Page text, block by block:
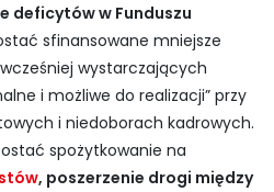
deficytów w Funduszu
sfinansowane mniejsze
wystarczających
i możliwe do realizacji” przy
i niedoborach kadrowych.
spożytkowanie na
, poszerzenie drogi między